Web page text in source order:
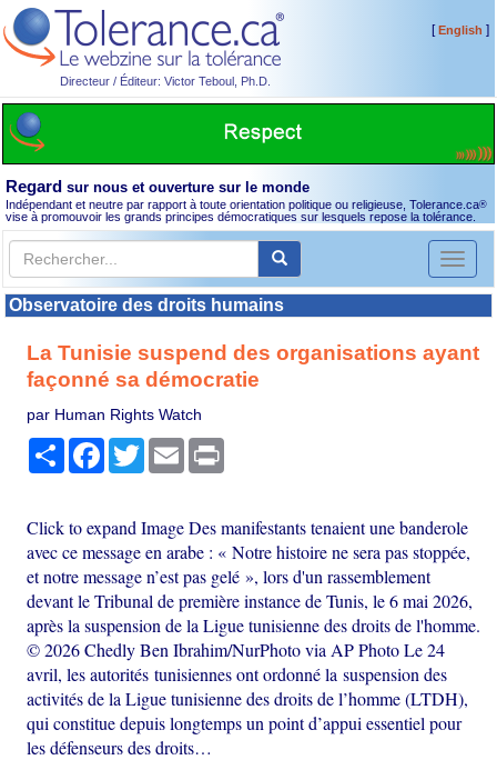
Directeur / Éditeur: Victor Teboul, Ph.D.
[English ]
Regard sur nous et ouverture sur le monde
Indépendant et neutre par rapport à toute orientation politique ou religieuse, Tolerance.ca®
vise à promouvoir les grands principes démocratiques sur lesquels repose la tolérance.
Toggle
Observatoire des droits humains
La Tunisie suspend des organisations ayant
façonné sa démocratie
par Human Rights Watch
PartagerFacebook
TwitterEmail
Click to expand Image Des manifestants tenaient une banderole
avec ce message en arabe : « Notre histoire ne sera pas stoppée,
et notre message n’est pas gelé », lors d'un rassemblement
devant le Tribunal de première instance de Tunis, le 6 mai 2026,
après la suspension de la Ligue tunisienne des droits de l'homme.
© 2026 Chedly Ben Ibrahim/NurPhoto via AP Photo Le 24
avril, les autorités tunisiennes ont ordonné la suspension des
activités de la Ligue tunisienne des droits de l’homme (LTDH),
qui constitue depuis longtemps un point d’appui essentiel pour
les défenseurs des droits…